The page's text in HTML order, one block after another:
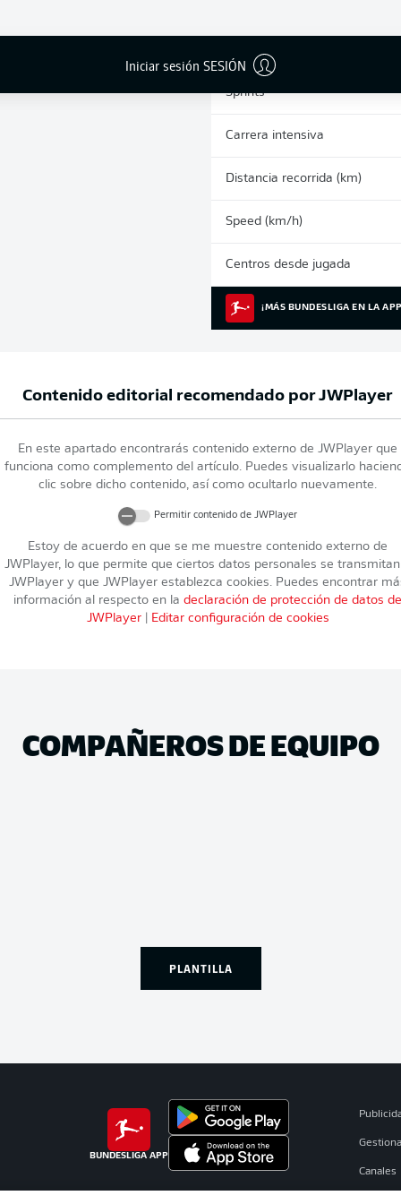
Iniciar sesión SESIÓN
Sprints
Carrera intensiva
Distancia recorrida (km)
Speed (km/h)
Centros desde jugada
¡MÁS BUNDESLIGA EN LA
Contenido editorial recomendado porJWPlayer
En este apartado encontrarás contenido externo de JWPlayer que
funciona como complemento del artículo. Puedes visualizarlo
clic sobre dicho contenido, así como ocultarlo nuevamente.
Permitir contenido de JWPlayer
Estoy de acuerdo en que se me muestre contenido externo de
JWPlayer, lo que permite que ciertos datos personales se
JWPlayer y que JWPlayer establezca cookies. Puedes encontrar
información al respecto en la declaración de protección de datos de
JWPlayer| Editar configuración de cookies
COMPAÑEROS DE EQUIPO
PLANTILLA
BUNDESLIGA APP
Canales